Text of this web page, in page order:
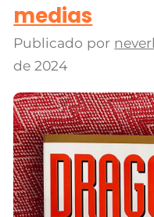
medias
Publicado por
de 2024